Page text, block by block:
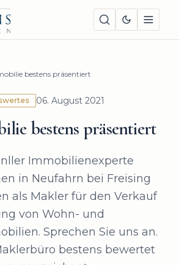
bestens präsentiert
06. August 2021
bestens präsentiert
Immobilienexperte
in Neufahrn bei Freising
als Makler für den Verkauf
von Wohn- und
Sprechen Sie uns an.
bestens bewertet